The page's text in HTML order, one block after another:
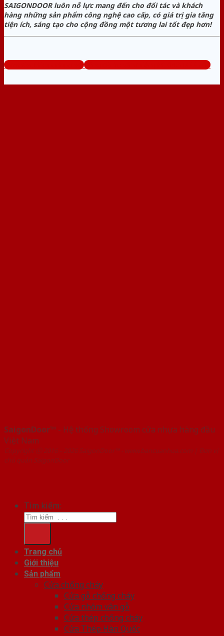
SAIGONDOOR luôn nỗ lực mang đến cho đối tác và khách
hàng những sản phẩm công nghệ cao cấp, có giá trị gia tăng
tiện ích, sáng tạo cho cộng đồng một tương lai tốt đẹp hơn!
www.sieuthicuanhua.net Tổng đài tư vấn miễn phí: 0824.400.400
SaigonDoor™ - Hệ thống Showroom cửa nhựa hàng đầu
Việt Nam
Copyright ⓒ 2016 – 2026 SaigonDoor™ - www.bancuanhua.com | Đơn vị
chủ quản SaigonDoor
Tìm kiếm:
Trang chủ
Giới thiệu
Sản phẩm
Cửa chống cháy
Cửa gỗ chống cháy
Cửa nhôm vân gỗ
Cửa thép chống cháy
Cửa Thép Hàn Quốc